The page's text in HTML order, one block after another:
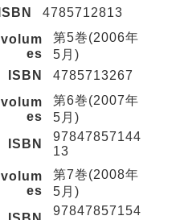
ISBN
4785712813
volum
es
第5巻(2006年
5月)
ISBN
4785713267
volum
es
第6巻(2007年
5月)
ISBN
97847857144
13
volum
es
第7巻(2008年
5月)
97847857154